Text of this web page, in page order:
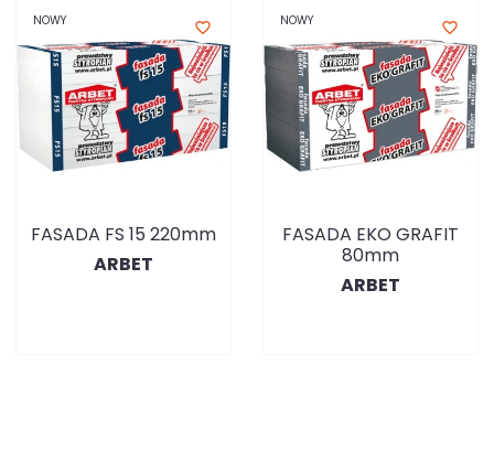
NOWY favorite_border
FASADA FS 15 220mm
ARBET
NOWY favorite_border
FASADA EKO GRAFIT
80mm
ARBET